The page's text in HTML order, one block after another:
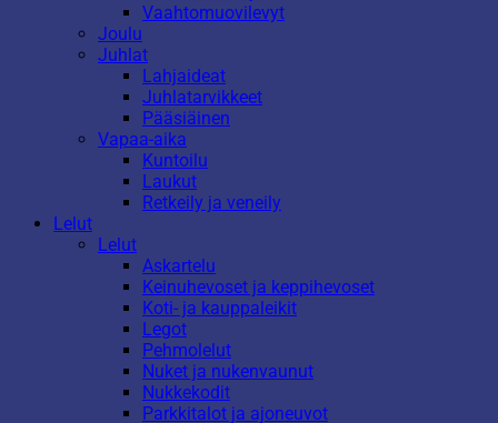
Vaahtomuovilevyt
Joulu
Juhlat
Lahjaideat
Juhlatarvikkeet
Pääsiäinen
Vapaa-aika
Kuntoilu
Laukut
Retkeily ja veneily
Lelut
Lelut
Askartelu
Keinuhevoset ja keppihevoset
Koti- ja kauppaleikit
Legot
Pehmolelut
Nuket ja nukenvaunut
Nukkekodit
Parkkitalot ja ajoneuvot